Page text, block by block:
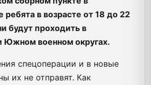
ребята в возрасте от 18 до 22
будут проходить в
Южном военном округах.
спецоперации и в новые
их не отправят. Как